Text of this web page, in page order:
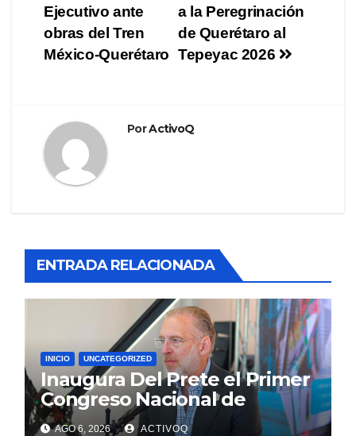
a la Peregrinación
de Querétaro al
Tepeyac 2026
Ejecutivo ante
obras del Tren
México-Querétaro
PorActivoQ
ENTRADA RELACIONADA
INICIO UNCATEGORIZED
Inaugura Del Prete el Primer
Congreso Nacional de
Clústers en Querétaro
AGO 6, 2026 ACTIVOQ